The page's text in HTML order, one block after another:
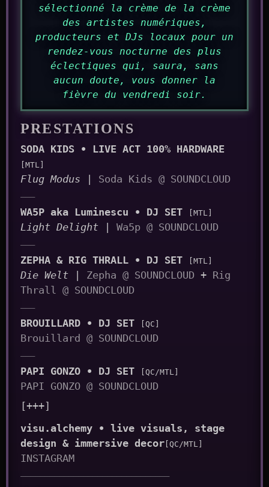
sélectionné la crème de la crème
des artistes numériques,
producteurs et DJs locaux pour un
rendez-vous nocturne des plus
éclectiques qui, saura, sans
aucun doute, vous donner la
fièvre du vendredi soir.
PRESTATIONS
SODA KIDS • LIVE ACT 100% HARDWARE
[MTL]
Flug Modus | Soda Kids @ SOUNDCLOUD
WA5P aka Luminescu • DJ SET [MTL]
Light Delight| Wa5p @ SOUNDCLOUD
ZEPHA & RIG THRALL • DJ SET [MTL]
Die Welt| Zepha @ SOUNDCLOUD + Rig
Thrall @ SOUNDCLOUD
BROUILLARD • DJ SET [QC]
Brouillard @ SOUNDCLOUD
PAPI GONZO • DJ SET [QC/MTL]
PAPI GONZO @ SOUNDCLOUD
[+++]
visu.alchemy • live visuals, stage
design & immersive decor[QC/MTL]
INSTAGRAM